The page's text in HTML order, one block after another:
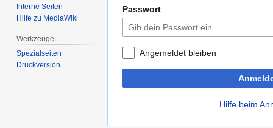
Passwort
Angemeldet bleiben
Hilfe beim
Interne Seiten
Hilfe zu MediaWiki
Werkzeuge
Spezialseiten
Druckversion